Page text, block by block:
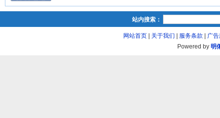
站内搜索：
网站首页| 关于我们 服务条款
广
Powered by 明